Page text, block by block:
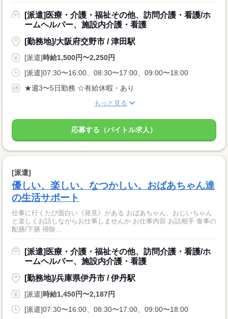
[派遣]医療・介護・福祉その他、訪問介護・看護/ホ
ームヘルパー、施設内介護・看護
[勤務地]/大阪府交野市 / 津田駅
[派遣]時給1,500円〜2,250円
[派遣]07:30〜16:00、08:30〜17:00、09:00〜18:00
★週3〜5日勤務 ☆有給休暇・あり
もっと見る
応募する（バイトル求人）
[派遣]
優しい、楽しい、なつかしい。おばあちゃん達
の生活サポート
仕事に行くたび面白い《発見》がある おばあちゃん、おじいちゃん
と楽しくお話しながらお仕事しませんか お仕事内容 お話相手 食事の
配膳/下膳 掃除...
[派遣]医療・介護・福祉その他、訪問介護・看護/ホ
ームヘルパー、施設内介護・看護
[勤務地]/兵庫県伊丹市 / 伊丹駅
[派遣]時給1,450円〜2,187円
[派遣]07:30〜16:00、08:30〜17:00、09:00〜18:00